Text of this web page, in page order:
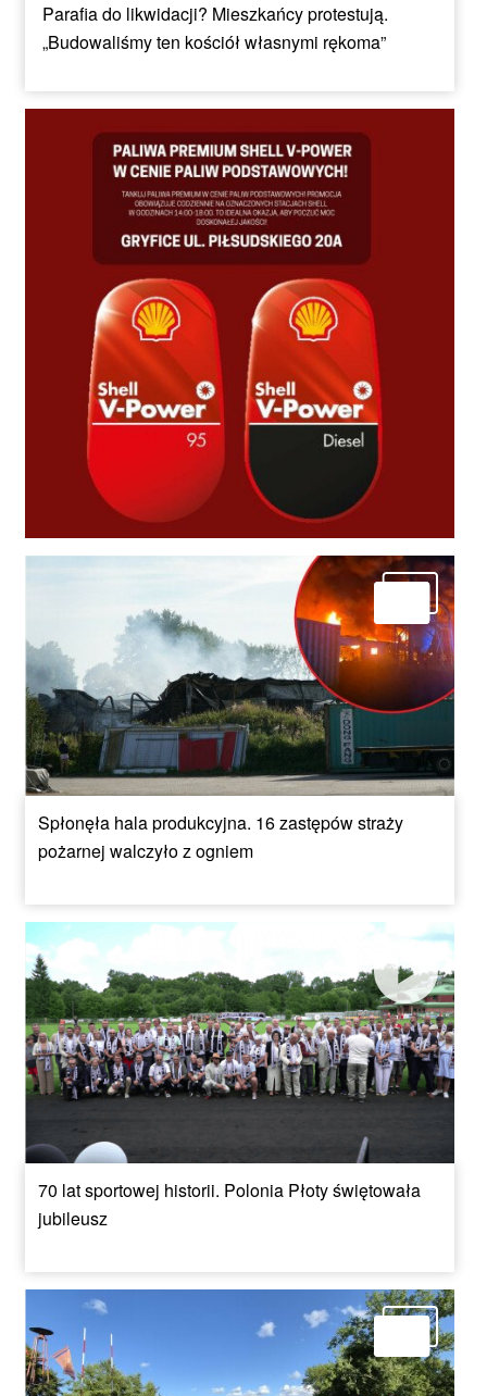
Parafia do likwidacji? Mieszkańcy protestują.
„Budowaliśmy ten kościół własnymi rękoma”
Spłonęła hala produkcyjna. 16 zastępów straży
pożarnej walczyło z ogniem
70 lat sportowej historii. Polonia Płoty świętowała
jubileusz